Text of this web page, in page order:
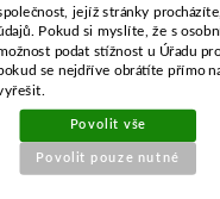
výška-75 mm
SOUVISEJÍCÍ
jejíž stránky
Pokud si myslíte, že s
podat stížnost u Úřadu
se nejdříve obrátíte přímo
Povolit vše
Povolit pouze nutné